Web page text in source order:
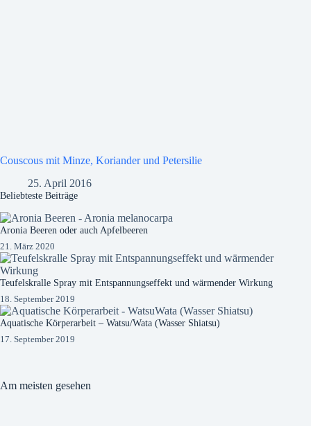
Couscous mit Minze, Koriander und Petersilie
25. April 2016
Beliebteste Beiträge
Aronia Beeren oder auch Apfelbeeren
21. März 2020
Teufelskralle Spray mit Entspannungseffekt und wärmender Wirkung
18. September 2019
Aquatische Körperarbeit – Watsu/Wata (Wasser Shiatsu)
17. September 2019
Am meisten gesehen